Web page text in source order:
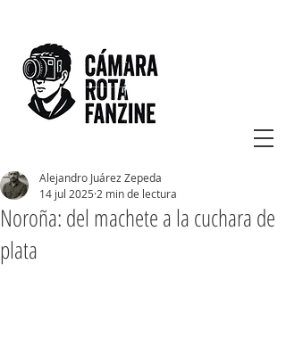
Noroña: del machete a la cuchara de
plata
Alejandro Juárez Zepeda
14 jul 2025 2 min de lectura